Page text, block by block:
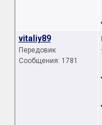
vitaliy89
Передовик
Сообщения: 1781